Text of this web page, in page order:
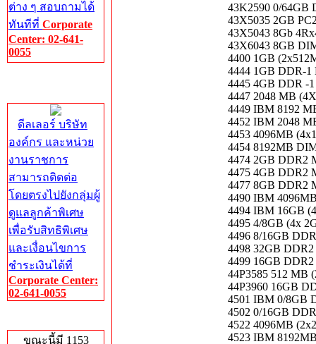
ต่าง ๆ สอบถามได้
ทันทีที่ Corporate
Center: 02-641-
0055
ดีลเลอร์ บริษัท
องค์กร และหน่วย
งานราชการ
สามารถติดต่อ
โดยตรงไปยังกลุ่มผู้
ดูแลลูกค้าพิเศษ
เพื่อรับสิทธิพิเศษ
และเงื่อนไขการ
ชำระเงินได้ที่
Corporate Center:
02-641-0055
ขณะนี้มี 1153
43K2590 0/64GB
43X5035 2GB
43X5043 8Gb
43X6043 8GB
4400 1GB
4444 1GB DDR-
4445 4GB DDR -
4447 2048 MB
4449 IBM 8192
4452 IBM 2048
4453 4096MB
4454 8192MB
4474 2GB DDR2
4475 4GB DDR2
4477 8GB DDR2
4490 IBM
4494 IBM 16GB
4495 4/8GB (4x
4496 8/16GB
4498 32GB
4499 16GB
44P3585 512 MB
44P3960 16GB
4501 IBM 0/8GB
4502 0/16GB
4522 4096MB
4523 IBM